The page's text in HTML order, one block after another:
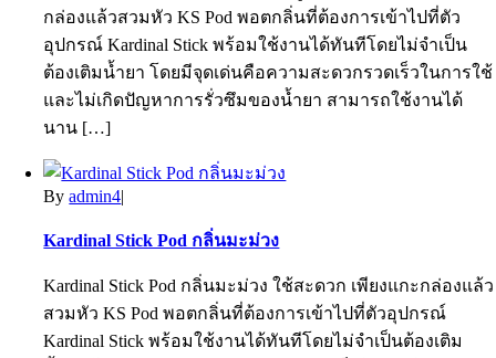
กล่องแล้วสวมหัว KS Pod พอตกลิ่นที่ต้องการเข้าไปที่ตัว
อุปกรณ์ Kardinal Stick พร้อมใช้งานได้ทันทีโดยไม่จำเป็น
ต้องเติมน้ำยา โดยมีจุดเด่นคือความสะดวกรวดเร็วในการใช้
และไม่เกิดปัญหาการรั่วซึมของน้ำยา สามารถใช้งานได้
นาน […]
Byadmin4|
Kardinal Stick Pod กลิ่นมะม่วง
Kardinal Stick Pod กลิ่นมะม่วง ใช้สะดวก เพียงแกะกล่องแล้ว
สวมหัว KS Pod พอตกลิ่นที่ต้องการเข้าไปที่ตัวอุปกรณ์
Kardinal Stick พร้อมใช้งานได้ทันทีโดยไม่จำเป็นต้องเติม